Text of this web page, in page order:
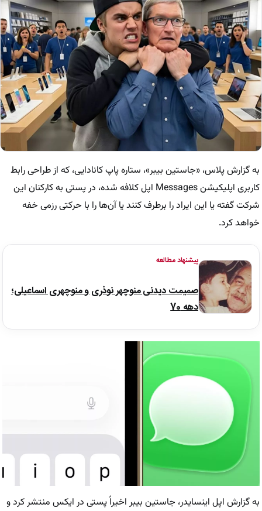
به گزارش پلاس، «جاستین بیبر»، ستاره پاپ کانادایی، که از طراحی رابط
کاربری اپلیکیشن Messages اپل کلافه شده، در پستی به کارکنان این
شرکت گفته یا این ایراد را برطرف کنند یا آن‌ها را با حرکتی رزمی خفه
خواهد کرد.
پیشنهاد مطالعه
صمیمت دیدنی منوچهر نوذری و منوچهری اسماعیلی؛
دهه 70
به گزارش اپل اینسایدر، جاستین بیبر اخیراً پستی در ایکس منتشر کرد و